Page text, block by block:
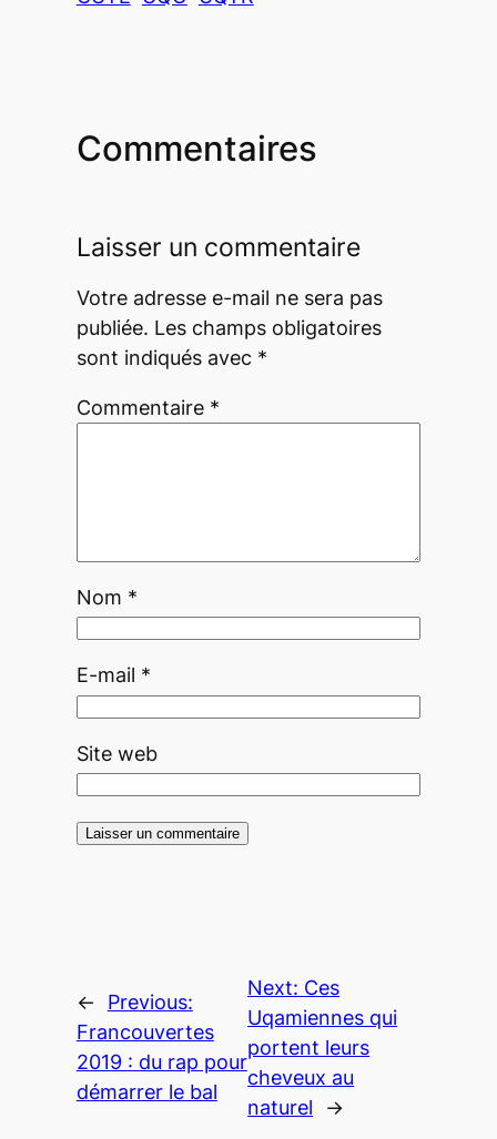
Commentaires
Laisser un commentaire
Votre adresse e-mail ne sera pas
publiée. Les champs obligatoires
sont indiqués avec *
Commentaire *
Nom *
E-mail *
Site web
←
Previous:
Francouvertes
2019 : du rap pour
démarrer le bal
Next: Ces
Uqamiennes qui
portent leurs
cheveux au
naturel
→